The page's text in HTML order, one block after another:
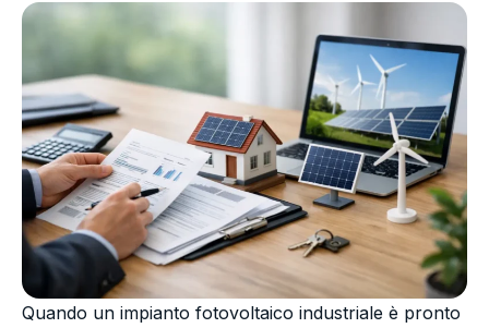
Quando un impianto fotovoltaico industriale è pronto